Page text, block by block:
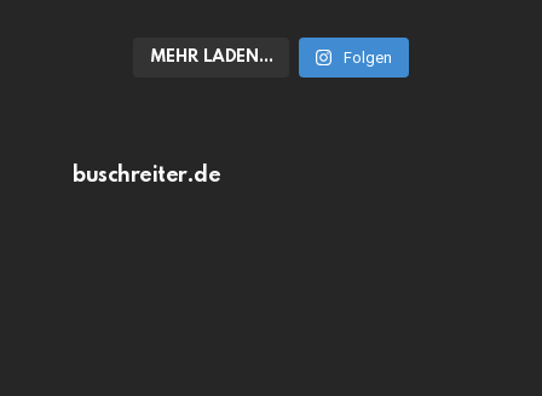
MEHR LADEN… Folgen
buschreiter.de